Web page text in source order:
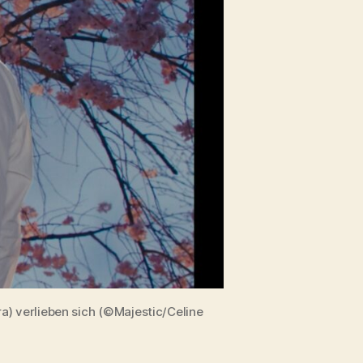
verlieben sich (©Majestic/Celine